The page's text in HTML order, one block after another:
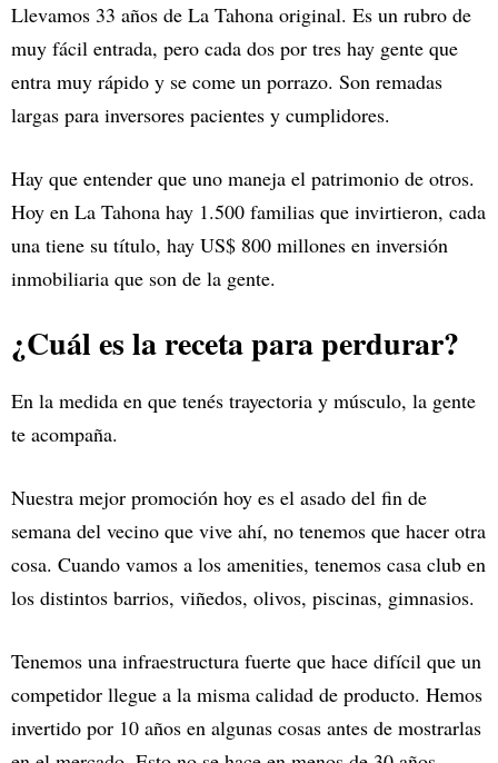
Llevamos 33 años de La Tahona original. Es un rubro de
muy fácil entrada, pero cada dos por tres hay gente que
entra muy rápido y se come un porrazo. Son remadas
largas para inversores pacientes y cumplidores.
Hay que entender que uno maneja el patrimonio de otros.
Hoy en La Tahona hay 1.500 familias que invirtieron, cada
una tiene su título, hay US$ 800 millones en inversión
inmobiliaria que son de la gente.
¿Cuál es la receta para perdurar?
En la medida en que tenés trayectoria y músculo, la gente
te acompaña.
Nuestra mejor promoción hoy es el asado del fin de
semana del vecino que vive ahí, no tenemos que hacer otra
cosa. Cuando vamos a los amenities, tenemos casa club en
los distintos barrios, viñedos, olivos, piscinas, gimnasios.
Tenemos una infraestructura fuerte que hace difícil que un
competidor llegue a la misma calidad de producto. Hemos
invertido por 10 años en algunas cosas antes de mostrarlas